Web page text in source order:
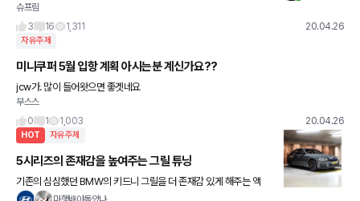
이 휠인데, 해외 판매 모델은 알로이 휠과 같이 블랙 다이아몬드 커팅
슈프림
3
16 1,311 20.04.26
자유주제
미니쿠퍼 5월 입항 계획 아시는분 계신가요??
jcw가. 많이 들어왓으면 좋겟네요
부스스
0
1 1,003 20.04.26
HOT 자유주제
5시리즈의 존재감을 높여주는 그릴 튜닝
기존의 심심했던 BMW의 키드니 그릴을 더 존재감 있게 해주는 액
세서리! 바로 아이코닉 글로우 입니다. BMW X6가 최초로 적용이 되